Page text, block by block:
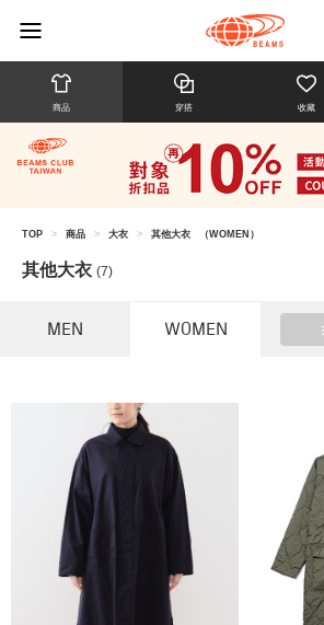
商品 穿搭 收藏
TOP > 商品 > 大衣 > 其他大衣 （WOMEN）
其他大衣 (7)
MEN WOMEN